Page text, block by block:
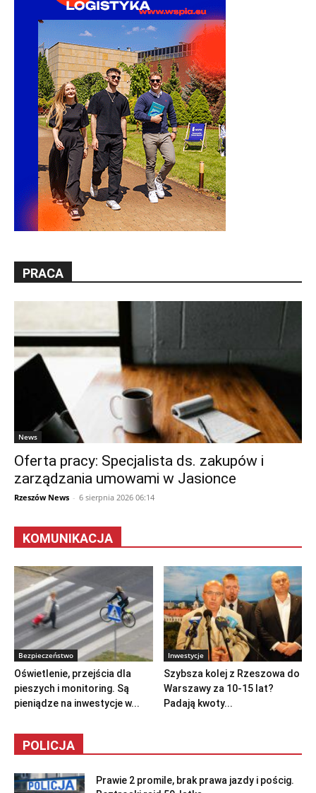
PRACA
News
Oferta pracy: Specjalista ds. zakupów i
zarządzania umowami w Jasionce
Rzeszów News - 6 sierpnia 2026 06:14
KOMUNIKACJA
Bezpieczeństwo
Oświetlenie, przejścia dla
pieszych i monitoring. Są
pieniądze na inwestycje w...
Inwestycje
Szybsza kolej z Rzeszowa do
Warszawy za 10-15 lat?
Padają kwoty...
POLICJA
Prawie 2 promile, brak prawa jazdy i pościg.